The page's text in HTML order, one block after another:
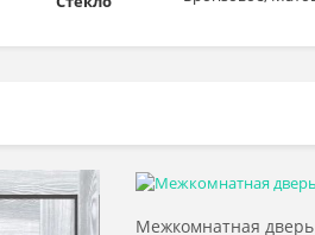
Межкомнатная
Выбрать >